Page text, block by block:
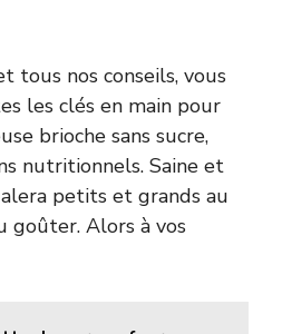
tous nos conseils, vous
les clés en main pour
brioche sans sucre,
nutritionnels. Saine et
petits et grands au
goûter. Alors à vos